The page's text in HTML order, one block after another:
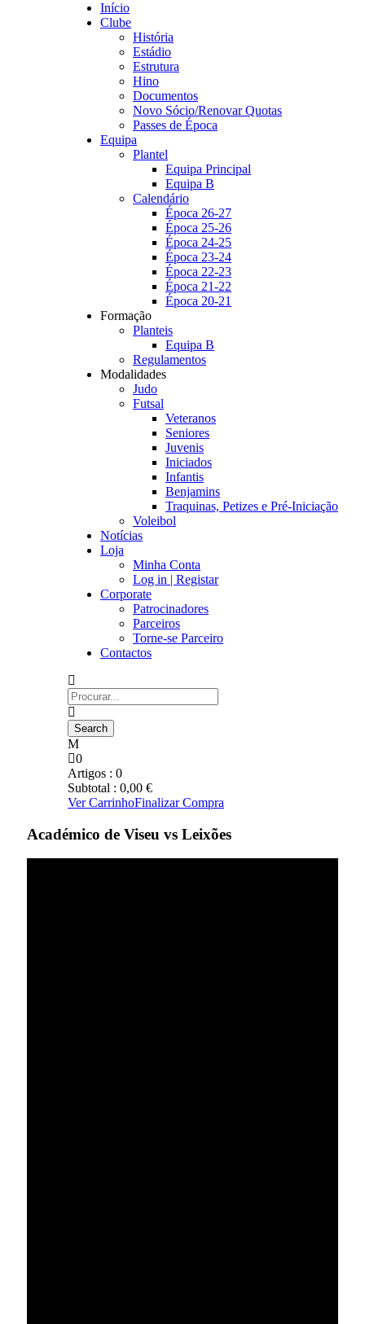
Início
Clube
História
Estádio
Estrutura
Hino
Documentos
Novo Sócio/Renovar Quotas
Passes de Época
Equipa
Plantel
Equipa Principal
Equipa B
Calendário
Época 26-27
Época 25-26
Época 24-25
Época 23-24
Época 22-23
Época 21-22
Época 20-21
Formação
Planteis
Equipa B
Regulamentos
Modalidades
Judo
Futsal
Veteranos
Seniores
Juvenis
Iniciados
Infantis
Benjamins
Traquinas, Petizes e Pré-Iniciação
Voleibol
Notícias
Loja
Minha Conta
Log in | Registar
Corporate
Patrocinadores
Parceiros
Torne-se Parceiro
Contactos
0
Artigos : 0
Subtotal : 0,00 €
Ver CarrinhoFinalizar Compra
Académico de Viseu vs Leixões